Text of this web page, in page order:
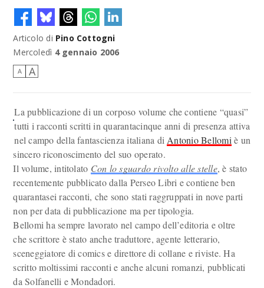
Articolo di Pino Cottogni
Mercoledì 4 gennaio 2006
A A
La pubblicazione di un corposo volume che contiene “quasi”
tutti i racconti scritti in quarantacinque anni di presenza attiva
nel campo della fantascienza italiana di Antonio Bellomi è un
sincero riconoscimento del suo operato.
Il volume, intitolato Con lo sguardo rivolto alle stelle, è stato
recentemente pubblicato dalla Perseo Libri e contiene ben
quarantasei racconti, che sono stati raggruppati in nove parti
non per data di pubblicazione ma per tipologia.
Bellomi ha sempre lavorato nel campo dell’editoria e oltre
che scrittore è stato anche traduttore, agente letterario,
sceneggiatore di comics e direttore di collane e riviste. Ha
scritto moltissimi racconti e anche alcuni romanzi, pubblicati
da Solfanelli e Mondadori.